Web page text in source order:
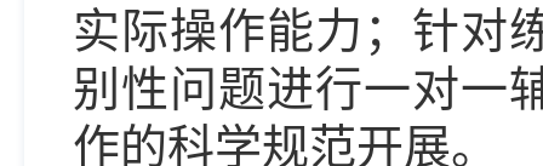
实际操作能力；针对
别性问题进行一对一
作的科学规范开展。